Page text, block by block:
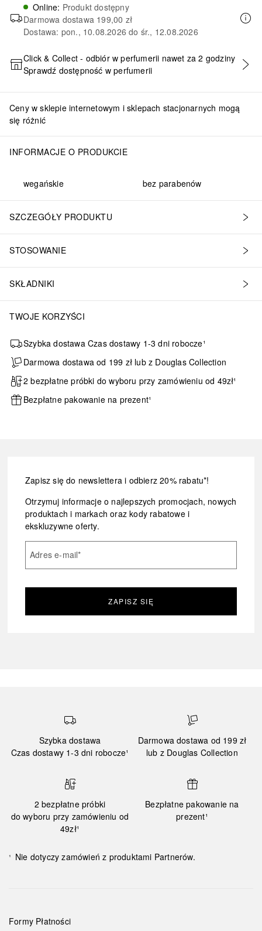
Online: Produkt dostępny
Darmowa dostawa 199,00 zł
Dostawa: pon., 10.08.2026 do śr., 12.08.2026
DODAJ DO KOSZYKA
Click & Collect - odbiór w perfumerii nawet za 2 godziny
Sprawdź dostępność w perfumerii
Ceny w sklepie internetowym i sklepach stacjonarnych mogą
się różnić
INFORMACJE O PRODUKCIE
wegańskie bez parabenów
SZCZEGÓŁY PRODUKTU
STOSOWANIE
SKŁADNIKI
TWOJE KORZYŚCI
Szybka dostawa Czas dostawy 1-3 dni robocze¹
Darmowa dostawa od 199 zł lub z Douglas Collection
2 bezpłatne próbki do wyboru przy zamówieniu od 49zł¹
Bezpłatne pakowanie na prezent¹
Zapisz się do newslettera i odbierz 20% rabatu*!
Otrzymuj informacje o najlepszych promocjach, nowych
produktach i markach oraz kody rabatowe i
ekskluzywne oferty.
Adres e-mail*
ZAPISZ SIĘ
Szybka dostawa
Czas dostawy 1-3 dni robocze¹
Darmowa dostawa od 199 zł
lub z Douglas Collection
2 bezpłatne próbki
do wyboru przy zamówieniu od
49zł¹
Bezpłatne pakowanie na
prezent¹
¹ Nie dotyczy zamówień z produktami Partnerów.
Formy Płatności